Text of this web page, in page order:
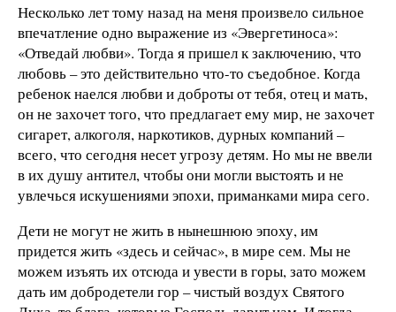
Несколько лет тому назад на меня произвело сильное
впечатление одно выражение из «Эвергетиноса»:
«Отведай любви». Тогда я пришел к заключению, что
любовь – это действительно что-то съедобное. Когда
ребенок наелся любви и доброты от тебя, отец и мать,
он не захочет того, что предлагает ему мир, не захочет
сигарет, алкоголя, наркотиков, дурных компаний –
всего, что сегодня несет угрозу детям. Но мы не ввели
в их душу антител, чтобы они могли выстоять и не
увлечься искушениями эпохи, приманками мира сего.
Дети не могут не жить в нынешнюю эпоху, им
придется жить «здесь и сейчас», в мире сем. Мы не
можем изъять их отсюда и увести в горы, зато можем
дать им добродетели гор – чистый воздух Святого